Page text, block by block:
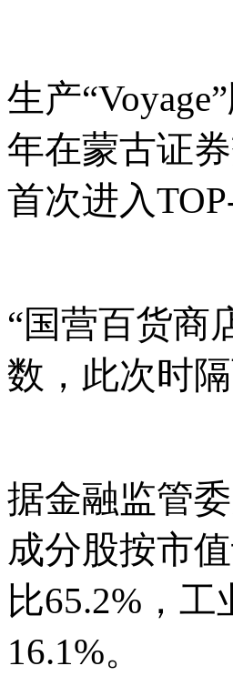
生产
年在蒙古证
首次进入
“国营百货商
数，此次时
据金融监管
成分股按市
比65.2%，
16.1%。